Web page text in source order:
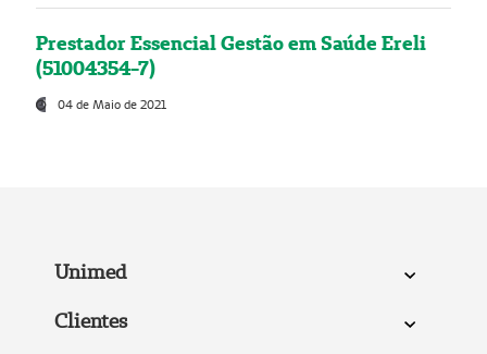
Prestador Essencial Gestão em Saúde Ereli
(51004354-7)
04 de Maio de 2021
Unimed
Clientes